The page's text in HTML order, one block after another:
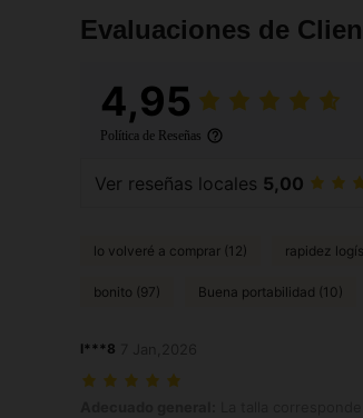
Evaluaciones de
4,95
Política de Reseñas
Ver reseñas locales 5,00
lo volveré a comprar (12) rapidez
bonito (97) Buena portabilidad (10)
l***8